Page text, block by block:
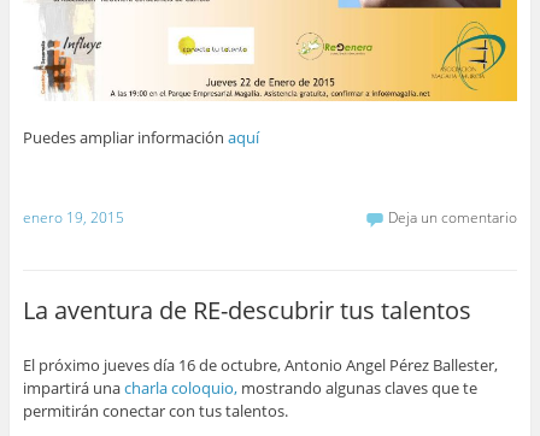
Puedes ampliar información aquí
enero 19, 2015 Deja un comentario
La aventura de RE-descubrir tus talentos
El próximo jueves día 16 de octubre, Antonio Angel Pérez Ballester,
impartirá unacharla coloquio,mostrando algunas claves que te
permitirán conectar con tus talentos.